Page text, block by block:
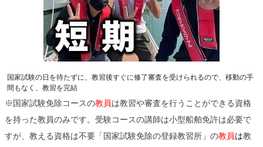
国家試験の日を待たずに、教習後すぐに修了審査を受けられるので、移動の手
間もなく、教習を完結
※国家試験免除コースの教員 は教習や審査を行うことができる資格
を持った教員のみです。受験コースの講師は小型船舶免許は必要で
すが、教える資格は不要「国家試験免除の登録教習所」の教員 は教